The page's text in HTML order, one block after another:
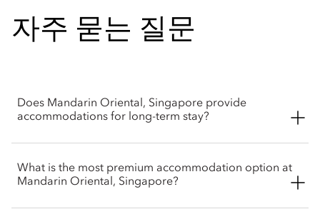
자주 묻는 질문
Does Mandarin Oriental, Singapore provide
accommodations for long-term stay?
Residential Suites designed for long-term stays. These
residential-style accommodations feature fully equipped
What is the most premium accommodation option at
Mandarin Oriental, Singapore?